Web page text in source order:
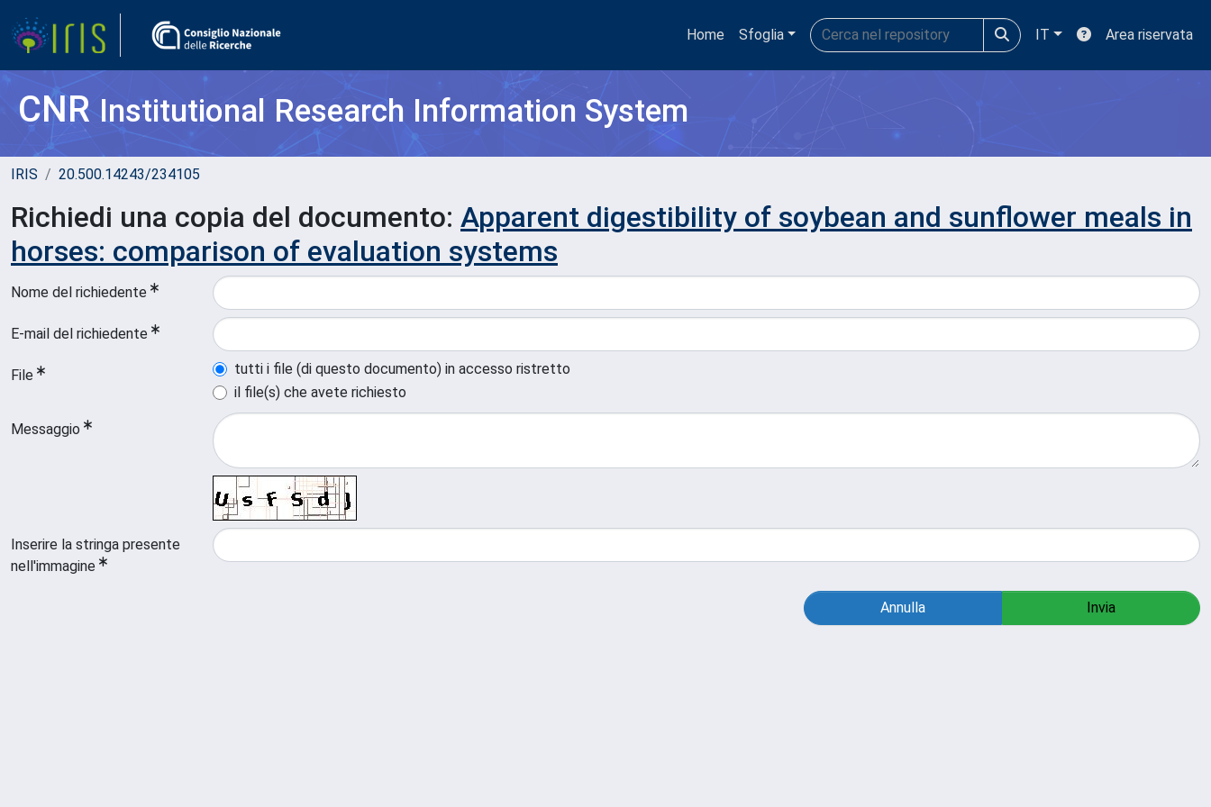
Home Sfoglia IT Area riservata
CNRInstitutional Research Information System
IRIS 20.500.14243/234105
Richiedi una copia del documento: Apparent digestibility of soybean and sunflower meals in
horses: comparison of evaluation systems
Nome del richiedente
E-mail del richiedente
File
tutti i file (di questo documento) in accesso ristretto
il file(s) che avete richiesto
Messaggio
Inserire la stringa presente
nell'immagine
Annulla Invia